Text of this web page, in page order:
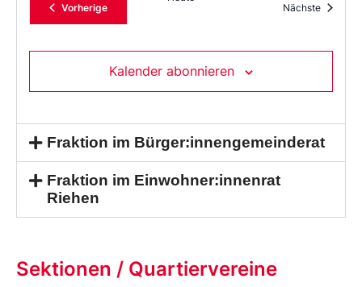
VorherigeVeranstaltungen
Nächste
Kalender abonnieren
Fraktion im Bürger:innengemeinderat
Fraktion im Einwohner:innenrat
Riehen
Sektionen / Quartiervereine